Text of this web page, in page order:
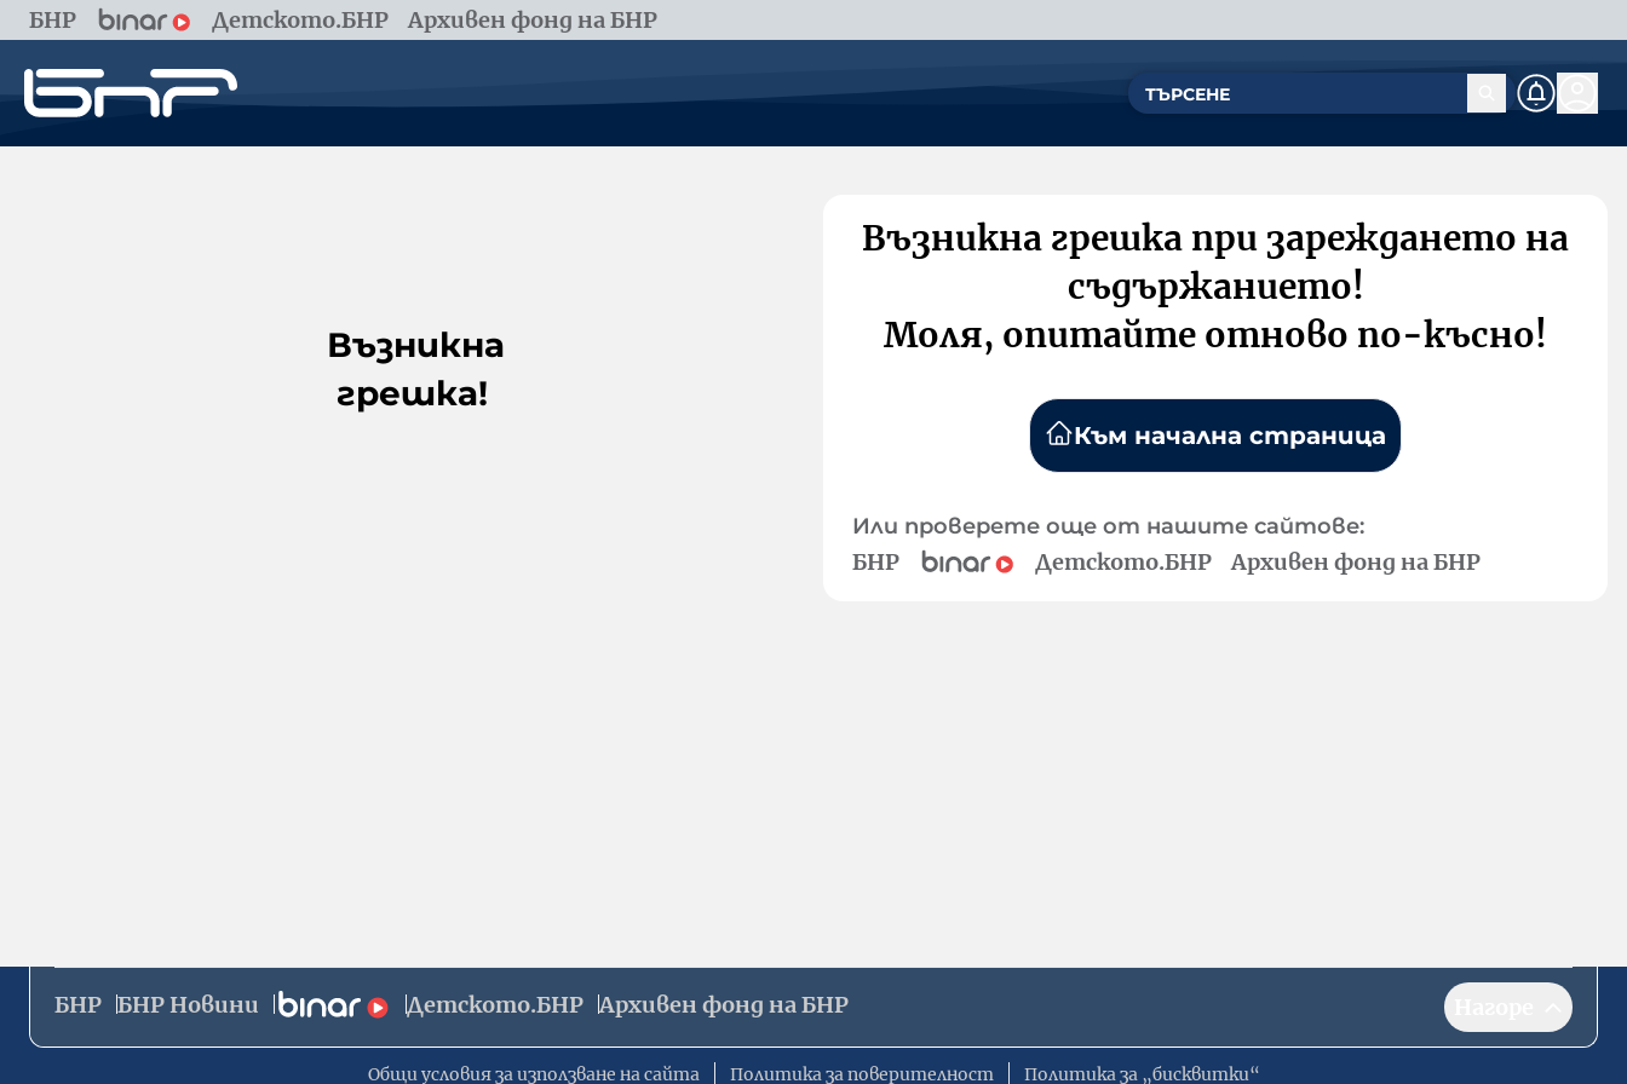
БНР Детското.БНР Архивен фонд на БНР
Възникна
грешка!
Възникна грешка при зареждането на
съдържанието!
Моля, опитайте отново по-късно!
Към начална страница
Или проверете още от нашите сайтове:
БНР Детското.БНР Архивен фонд на БНР
БНР БНР Новини Детското.БНР Архивен фонд на БНР
Общи условия за използване на сайта Политика за поверителност Политика за „бисквитки“